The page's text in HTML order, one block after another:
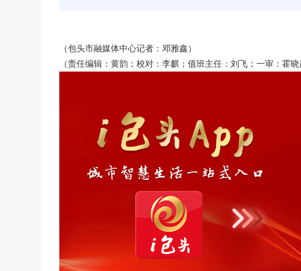
（包头市融媒体中心记者： 邓雅鑫）
（责任编辑：黄韵；校对：李麒；值班主任：刘飞；一审：霍